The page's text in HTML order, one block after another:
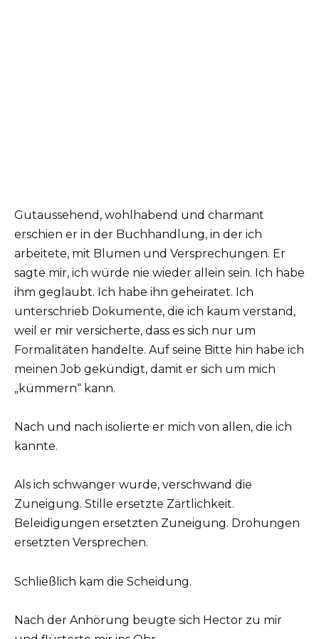
Gutaussehend, wohlhabend und charmant
erschien er in der Buchhandlung, in der ich
arbeitete, mit Blumen und Versprechungen. Er
sagte mir, ich würde nie wieder allein sein. Ich habe
ihm geglaubt. Ich habe ihn geheiratet. Ich
unterschrieb Dokumente, die ich kaum verstand,
weil er mir versicherte, dass es sich nur um
Formalitäten handelte. Auf seine Bitte hin habe ich
meinen Job gekündigt, damit er sich um mich
„kümmern“ kann.
Nach und nach isolierte er mich von allen, die ich
kannte.
Als ich schwanger wurde, verschwand die
Zuneigung. Stille ersetzte Zärtlichkeit.
Beleidigungen ersetzten Zuneigung. Drohungen
ersetzten Versprechen.
Schließlich kam die Scheidung.
Nach der Anhörung beugte sich Hector zu mir